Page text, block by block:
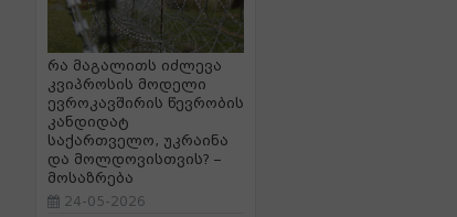
რა მაგალითს იძლევა
კვიპროსის მოდელი
ევროკავშირის წევრობის
კანდიდატ
საქართველო, უკრაინა
და მოლდოვისთვის? –
მოსაზრება
24-05-2026